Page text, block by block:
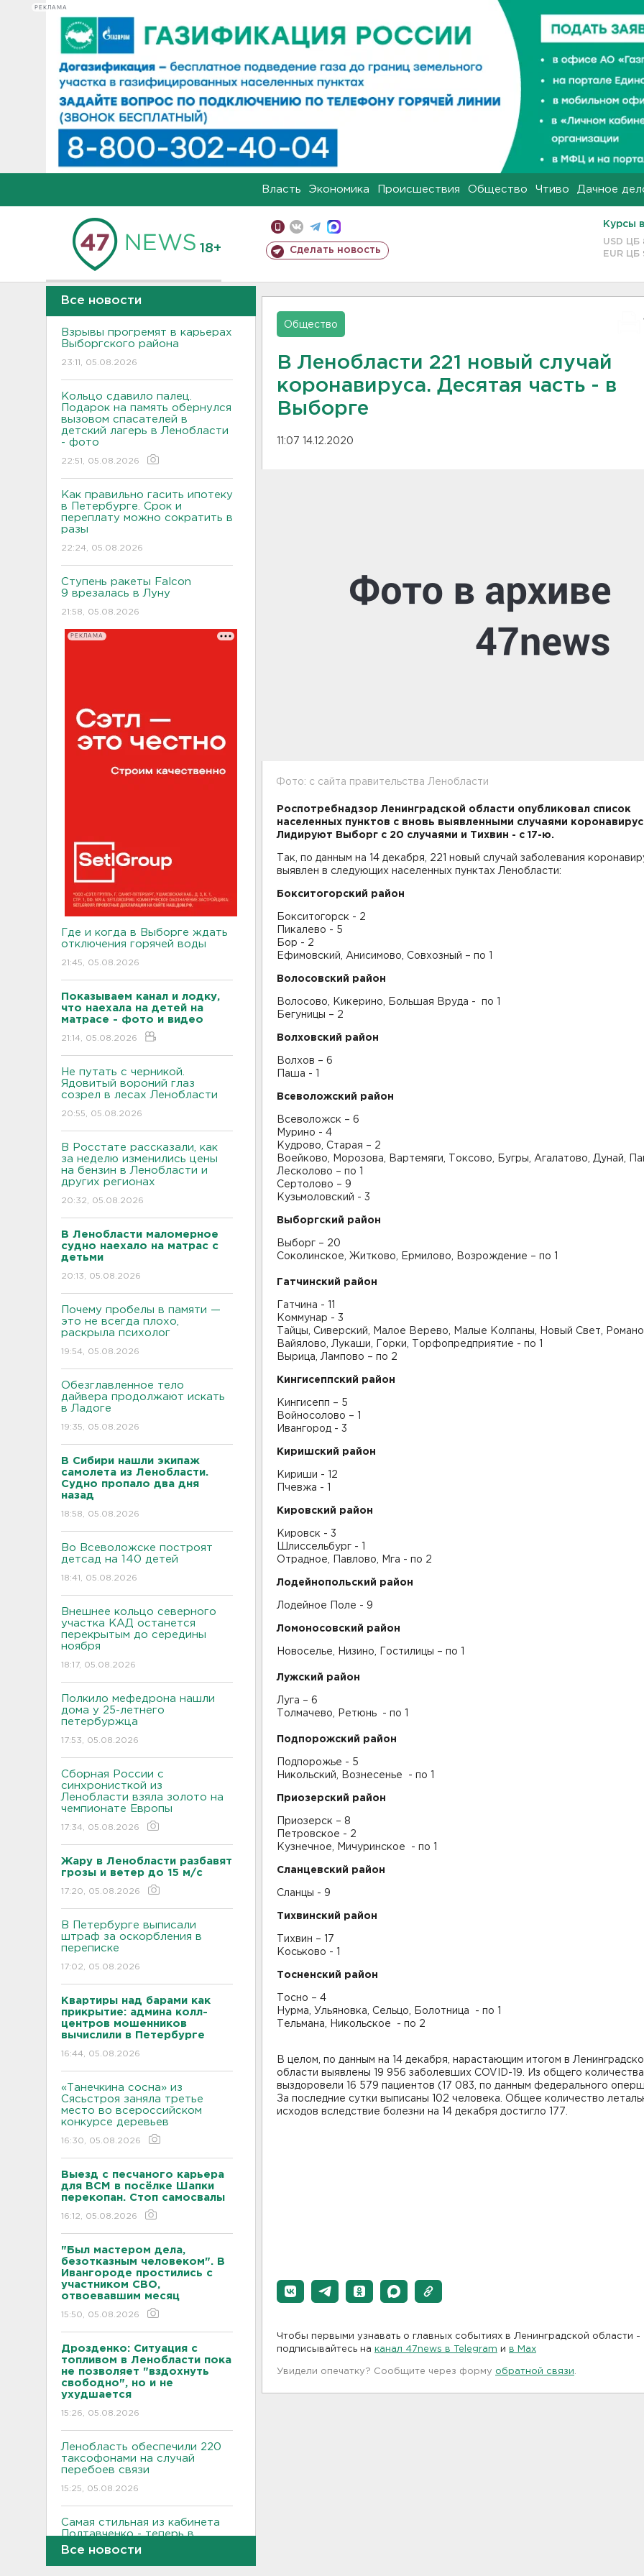
РЕКЛАМА
Власть Экономика Происшествия Общество Чтиво Дачное
18+ Сделать новость
Курсы
USD ЦБ
EUR ЦБ
Все новости
Взрывы прогремят в карьерах
Выборгского района
23:11, 05.08.2026
Кольцо сдавило палец.
Подарок на память обернулся
вызовом спасателей в
детский лагерь в Ленобласти
- фото
22:51, 05.08.2026
Как правильно гасить ипотеку
в Петербурге. Срок и
переплату можно сократить в
разы
22:24, 05.08.2026
Ступень ракеты Falcon
9 врезалась в Луну
21:58, 05.08.2026
РЕКЛАМА
Где и когда в Выборге ждать
отключения горячей воды
21:45, 05.08.2026
Показываем канал и лодку,
что наехала на детей на
матрасе - фото и видео
21:14, 05.08.2026
Не путать с черникой.
Ядовитый вороний глаз
созрел в лесах Ленобласти
20:55, 05.08.2026
В Росстате рассказали, как
за неделю изменились цены
на бензин в Ленобласти и
других регионах
20:32, 05.08.2026
В Ленобласти маломерное
судно наехало на матрас с
детьми
20:13, 05.08.2026
Почему пробелы в памяти —
это не всегда плохо,
раскрыла психолог
19:54, 05.08.2026
Обезглавленное тело
дайвера продолжают искать
в Ладоге
19:35, 05.08.2026
В Сибири нашли экипаж
самолета из Ленобласти.
Судно пропало два дня
назад
18:58, 05.08.2026
Во Всеволожске построят
детсад на 140 детей
18:41, 05.08.2026
Внешнее кольцо северного
участка КАД останется
перекрытым до середины
ноября
18:17, 05.08.2026
Полкило мефедрона нашли
дома у 25-летнего
петербуржца
17:53, 05.08.2026
Сборная России с
синхронисткой из
Ленобласти взяла золото на
чемпионате Европы
17:34, 05.08.2026
Жару в Ленобласти разбавят
грозы и ветер до 15 м/с
17:20, 05.08.2026
В Петербурге выписали
штраф за оскорбления в
переписке
17:02, 05.08.2026
Квартиры над барами как
прикрытие: админа колл-
центров мошенников
вычислили в Петербурге
16:44, 05.08.2026
«Танечкина сосна» из
Сясьстроя заняла третье
место во всероссийском
конкурсе деревьев
16:30, 05.08.2026
Выезд с песчаного карьера
для ВСМ в посёлке Шапки
перекопан. Стоп самосвалы
16:12, 05.08.2026
"Был мастером дела,
безотказным человеком". В
Ивангороде простились с
участником СВО,
отвоевавшим месяц
15:50, 05.08.2026
Дрозденко: Ситуация с
топливом в Ленобласти пока
не позволяет "вздохнуть
свободно", но и не
ухудшается
15:26, 05.08.2026
Ленобласть обеспечили 220
таксофонами на случай
перебоев связи
15:25, 05.08.2026
Самая стильная из кабинета
Полтавченко - теперь в
Комарово. Ирина Бабюк
сыграла паузу
Все новости
Общество
В Ленобласти 221 новый случай
коронавируса. Десятая часть - в
Выборге
11:07 14.12.2020
Фото: с сайта правительства Ленобласти
Роспотребнадзор Ленинградской области опубликовал список
населенных пунктов с вновь выявленными случаями
Лидируют Выборг с 20 случаями и Тихвин - с 17-ю.
Так, по данным на 14 декабря, 221 новый случай заболевания
выявлен в следующих населенных пунктах Ленобласти:
Бокситогорский район
Бокситогорск - 2
Пикалево - 5
Бор - 2
Ефимовский, Анисимово, Совхозный – по 1
Волосовский район
Волосово, Кикерино, Большая Вруда - по 1
Бегуницы – 2
Волховский район
Волхов – 6
Паша - 1
Всеволожский район
Всеволожск – 6
Мурино - 4
Кудрово, Старая – 2
Воейково, Морозова, Вартемяги, Токсово, Бугры, Агалатово, Дунай,
Лесколово – по 1
Сертолово – 9
Кузьмоловский - 3
Выборгский район
Выборг – 20
Соколинское, Житково, Ермилово, Возрождение – по 1
Гатчинский район
Гатчина - 11
Коммунар - 3
Тайцы, Сиверский, Малое Верево, Малые Колпаны, Новый Свет,
Вайялово, Лукаши, Горки, Торфопредприятие - по 1
Вырица, Лампово – по 2
Кингисеппский район
Кингисепп – 5
Войносолово – 1
Ивангород - 3
Киришский район
Кириши - 12
Пчевжа - 1
Кировский район
Кировск - 3
Шлиссельбург - 1
Отрадное, Павлово, Мга - по 2
Лодейнопольский район
Лодейное Поле - 9
Ломоносовский район
Новоселье, Низино, Гостилицы – по 1
Лужский район
Луга – 6
Толмачево, Ретюнь - по 1
Подпорожский район
Подпорожье - 5
Никольский, Вознесенье - по 1
Приозерский район
Приозерск – 8
Петровское - 2
Кузнечное, Мичуринское - по 1
Сланцевский район
Сланцы - 9
Тихвинский район
Тихвин – 17
Коськово - 1
Тосненский район
Тосно – 4
Нурма, Ульяновка, Сельцо, Болотница - по 1
Тельмана, Никольское - по 2
В целом, по данным на 14 декабря, нарастающим итогом в
области выявлены 19 956 заболевших COVID-19. Из общего количества
выздоровели 16 579 пациентов (17 083, по данным федерального
За последние сутки выписаны 102 человека. Общее количество
исходов вследствие болезни на 14 декабря достигло 177.
Чтобы первыми узнавать о главных событиях в Ленинградской области -
подписывайтесь на канал 47news в Telegram и в Maх
Увидели опечатку? Сообщите через форму обратной связи